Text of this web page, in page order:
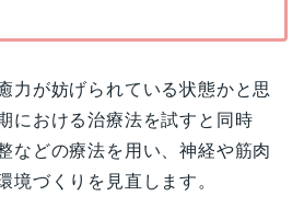
力が妨げられている状態かと思
における治療法を試すと同時
などの療法を用い、神経や筋肉
境づくりを見直します。